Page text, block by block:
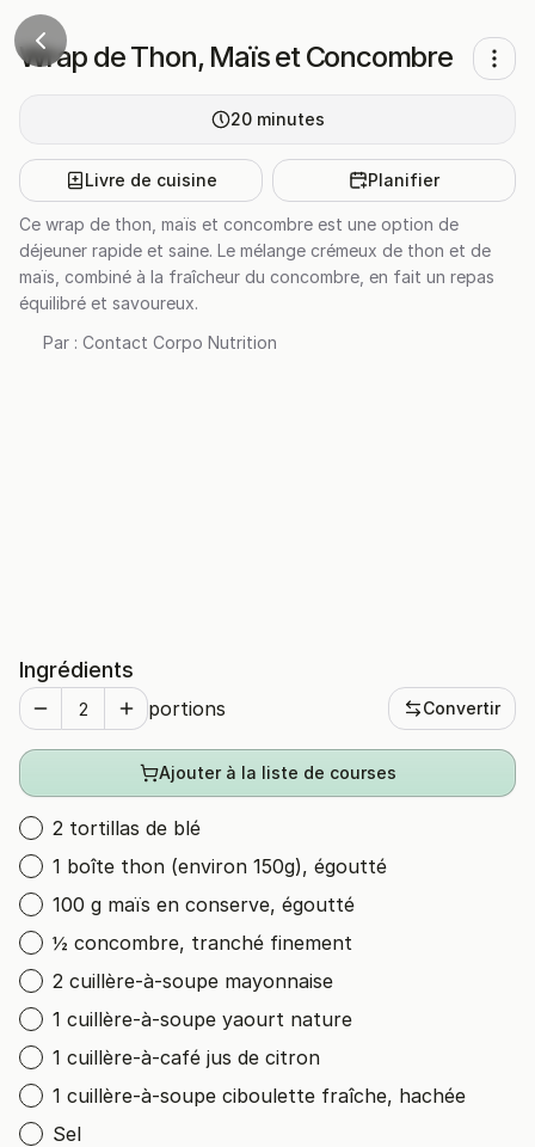
Wrap de Thon, Maïs et Concombre
20 minutes
Livre de cuisine Planifier
Ce wrap de thon, maïs et concombre est une option de
déjeuner rapide et saine. Le mélange crémeux de thon et de
maïs, combiné à la fraîcheur du concombre, en fait un repas
équilibré et savoureux.
Par : Contact Corpo Nutrition
Ingrédients
portions Convertir
Ajouter à la liste de courses
2 tortillas de blé
1 boîte thon (environ 150g), égoutté
100 g maïs en conserve, égoutté
½ concombre, tranché finement
2 cuillère-à-soupe mayonnaise
1 cuillère-à-soupe yaourt nature
1 cuillère-à-café jus de citron
1 cuillère-à-soupe ciboulette fraîche, hachée
Sel